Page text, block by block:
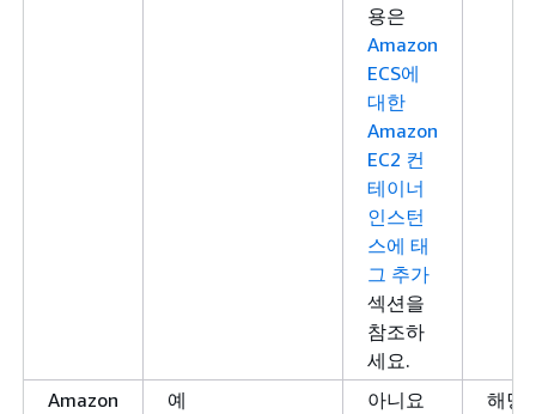
용은
Amazon
ECS에
대한
Amazon
EC2 컨
테이너
인스턴
스에 태
그 추가
섹션을
참조하
세요.
Amazon
예 아니요 해당